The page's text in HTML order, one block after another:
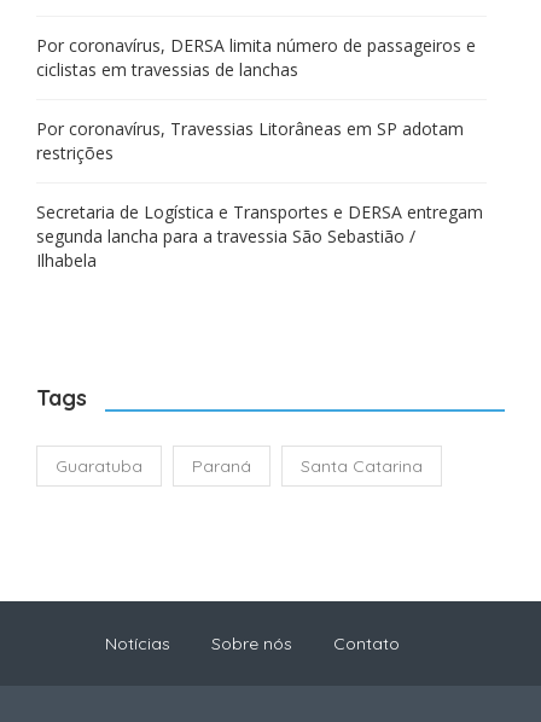
Por coronavírus, DERSA limita número de passageiros e
ciclistas em travessias de lanchas
Por coronavírus, Travessias Litorâneas em SP adotam
restrições
Secretaria de Logística e Transportes e DERSA entregam
segunda lancha para a travessia São Sebastião /
Ilhabela
Tags
Guaratuba Paraná Santa Catarina
Notícias Sobre nós Contato